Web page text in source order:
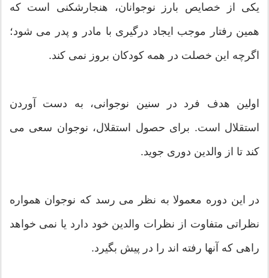
یکی از خصایص بارز نوجوانان، هنجارشکنی است که
همین رفتار موجب ایجاد درگیری با مادر و پدر می شود؛
اگرچه این خصلت در همه کودکان بروز نمی کند.
اولین هدف فرد در سنین نوجوانی، به دست آوردن
استقلال است. برای حصول استقلال، نوجوان سعی می
کند تا از والدین دوری جوید.
در این دوره معمولا به نظر می رسد که نوجوان همواره
نظراتی متفاوت از نظرات والدین خود دارد یا نمی خواهد
راهی که آنها رفته اند را در پیش بگیرد.